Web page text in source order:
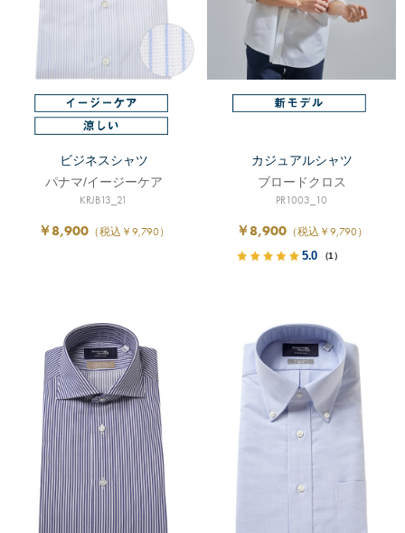
ビジネスシャツ
パナマ/イージーケア
KRJB13_21
￥8,900（税込￥9,790）
カジュアルシャツ
ブロードクロス
PR1003_10
￥8,900（税込￥9,790）
5.0 （1）